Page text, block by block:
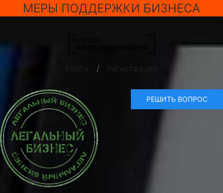
МЕРЫ ПОДДЕРЖКИ БИЗНЕСА
Войти / Регистрация
РЕШИТЬ ВОПРОС